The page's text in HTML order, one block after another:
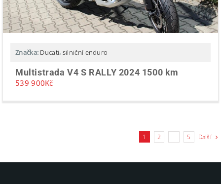
Značka: Ducati, silniční enduro
Multistrada V4 S RALLY 2024 1500 km
539 900Kč
1 2 5 Další